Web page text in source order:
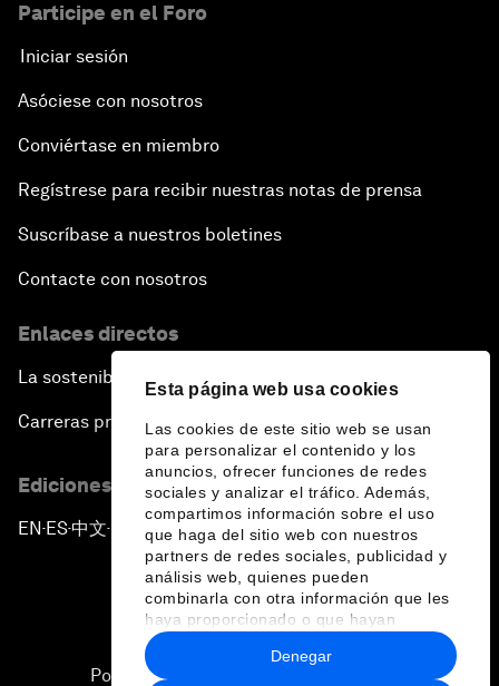
Esta página web usa cookies
Las cookies de este sitio web se usan
para personalizar el contenido y los
anuncios, ofrecer funciones de redes
sociales y analizar el tráfico. Además,
compartimos información sobre el uso
que haga del sitio web con nuestros
partners de redes sociales, publicidad y
análisis web, quienes pueden
combinarla con otra información que les
haya proporcionado o que hayan
recopilado a partir del uso que haya
hecho de sus servicios.
Denegar
Participe en el Foro
Iniciar sesión
Asóciese con nosotros
Conviértase en miembro
Regístrese para recibir nuestras notas de prensa
Suscríbase a nuestros boletines
Contacte con nosotros
Enlaces directos
La sostenibilidad en el Foro
Carreras profesionales
Ediciones en otros idiomas
EN ▪ES▪中文▪ 日本語
Política de privacidad y normas de uso